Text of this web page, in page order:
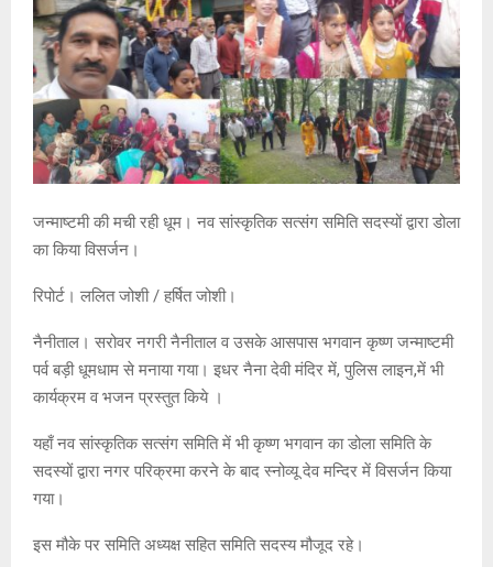
जन्माष्टमी की मची रही धूम। नव सांस्कृतिक सत्संग समिति सदस्यों द्वारा डोला
का किया विसर्जन।
रिपोर्ट। ललित जोशी / हर्षित जोशी।
नैनीताल। सरोवर नगरी नैनीताल व उसके आसपास भगवान कृष्ण जन्माष्टमी
पर्व बड़ी धूमधाम से मनाया गया। इधर नैना देवी मंदिर में, पुलिस लाइन,में भी
कार्यक्रम व भजन प्रस्तुत किये ।
यहाँ नव सांस्कृतिक सत्संग समिति में भी कृष्ण भगवान का डोला समिति के
सदस्यों द्वारा नगर परिक्रमा करने के बाद स्नोव्यू देव मन्दिर में विसर्जन किया
गया।
इस मौके पर समिति अध्यक्ष सहित समिति सदस्य मौजूद रहे।